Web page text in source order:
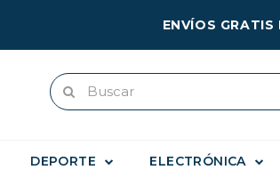
ENVÍOS GRATIS
DEPORTE ELECTRÓNICA